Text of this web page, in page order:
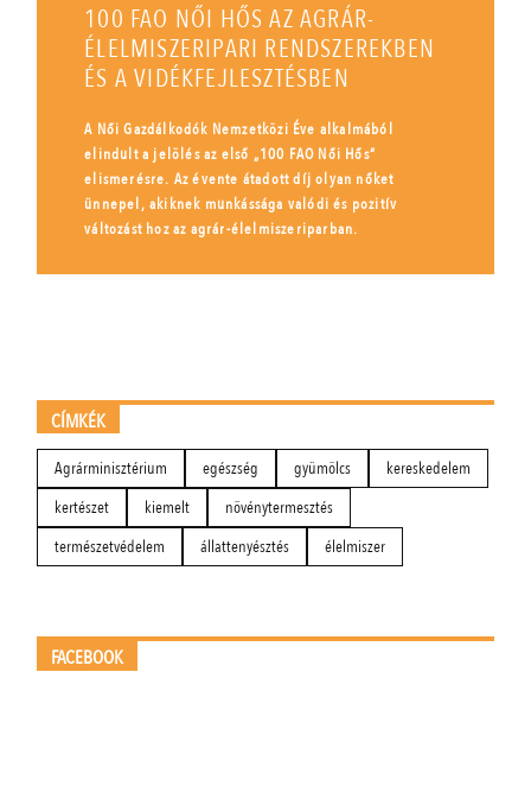
100 FAO NŐI HŐS AZ AGRÁR-
ÉLELMISZERIPARI RENDSZEREKBEN
ÉS A VIDÉKFEJLESZTÉSBEN
A Női Gazdálkodók Nemzetközi Éve alkalmából
elindult a jelölés az első „100 FAO Női Hős”
elismerésre. Az évente átadott díj olyan nőket
ünnepel, akiknek munkássága valódi és pozitív
változást hoz az agrár-élelmiszeriparban.
CÍMKÉK
Agrárminisztérium egészség gyümölcs
kereskedelem
kertészet
kiemelt
növénytermesztés
természetvédelem
állattenyésztés élelmiszer
FACEBOOK